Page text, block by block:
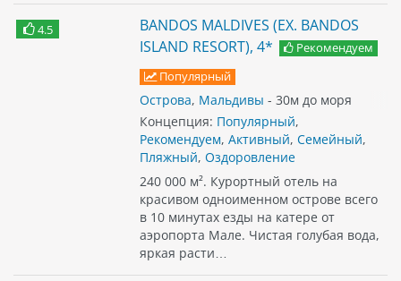
4.5
BANDOS MALDIVES (EX. BANDOS
ISLAND RESORT), 4*
Рекомендуем
Популярный
Острова, Мальдивы - 30м до моря
Концепция: Популярный,
Рекомендуем,Активный,Семейный,
Пляжный,Оздоровление
240 000 м². Курортный отель на
красивом одноименном острове всего
в 10 минутах езды на катере от
аэропорта Мале. Чистая голубая вода,
яркая расти…